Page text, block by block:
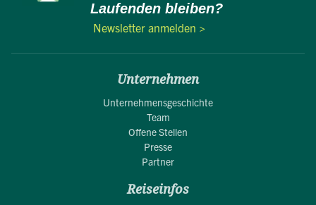
Laufenden bleiben?
Newsletter anmelden >
Unternehmen
Unternehmensgeschichte
Team
Offene Stellen
Presse
Partner
Reiseinfos